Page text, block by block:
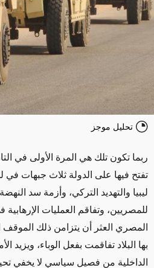
تحليل موجز
ربما تكون تلك هي المرة الأولى في
تفتح فيها على الدولة ثلاث جبهات
ليبيا والتهديد التركي، وأزمة سد
للمصريين، وتفاقم العمليات
المصري العثر أن يتزامن ذلك الموقف
بها البلاد تفاقمت بفعل الوباء،
الداخلية من فصيل سياسي لا يخفي